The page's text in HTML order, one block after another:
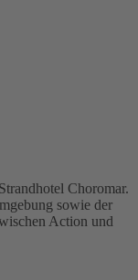
Choromar.
sowie der
Action und